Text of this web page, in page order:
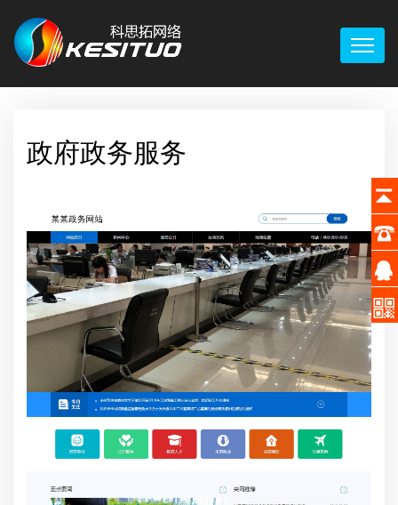
政府政务服务